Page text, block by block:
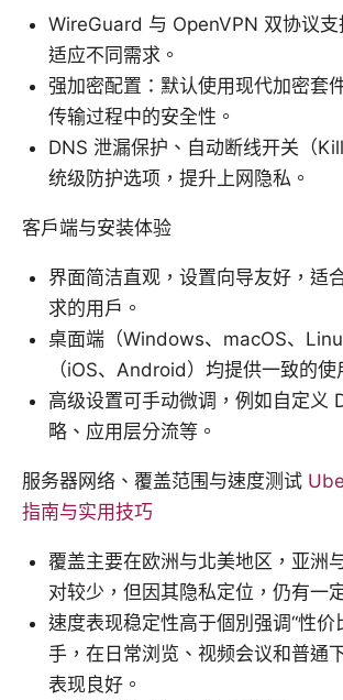
WireGuard 与 OpenVPN 双协议
适应不同需求。
强加密配置：默认使用现代加密套
传输过程中的安全性。
DNS 泄漏保护、自动断线开关（
统级防护选项，提升上网隐私。
客户端与安装体验
界面简洁直观，设置向导友好，适
求的用户。
桌面端（Windows、macOS、
（iOS、Android）均提供一致的使
高级设置可手动微调，例如自定义
略、应用层分流等。
服务器网络、覆盖范围与速度测试
指南与实用技巧
覆盖主要在欧洲与北美地区，亚洲
对较少，但因其隐私定位，仍有一
速度表现稳定性高于個別强调“性价
手，在日常浏览、视频会议和普通
表现良好。